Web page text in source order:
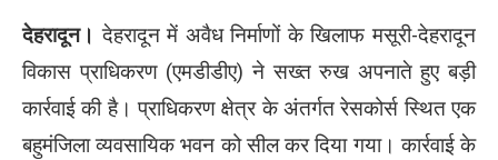
देहरादून।देहरादून में अवैध निर्माणों के खिलाफ मसूरी-देहरादून
विकास प्राधिकरण (एमडीडीए) ने सख्त रुख अपनाते हुए बड़ी
कार्रवाई की है। प्राधिकरण क्षेत्र के अंतर्गत रेसकोर्स स्थित एक
बहुमंजिला व्यवसायिक भवन को सील कर दिया गया। कार्रवाई के